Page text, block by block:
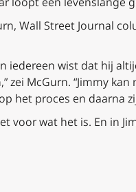
Wall Street Journal
iedereen wist dat hij
McGurn. “Jimmy
het proces en daarna
wat het is. En in